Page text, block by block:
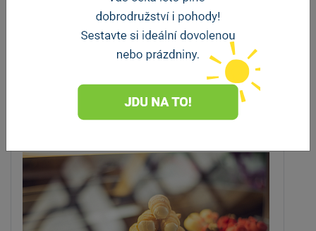
vzdálenost 3.5 km
ZOBRAZIT DALŠÍ